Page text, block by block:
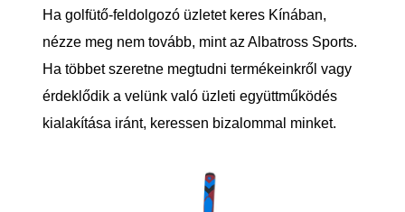
Ha golfütő-feldolgozó üzletet keres Kínában,
nézze meg nem tovább, mint az Albatross Sports.
Ha többet szeretne megtudni termékeinkről vagy
érdeklődik a velünk való üzleti együttműködés
kialakítása iránt, keressen bizalommal minket.